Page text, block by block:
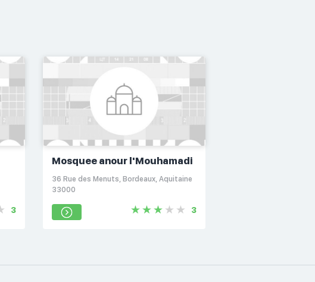
3
Mosquee anour l'Mouhamadi
36 Rue des Menuts, Bordeaux, Aquitaine
33000
3